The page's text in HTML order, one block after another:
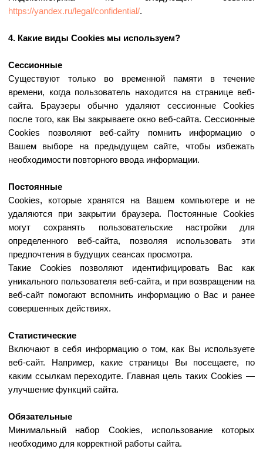
Включают в себя информацию о том, как Вы используете
веб-сайт. Например, какие страницы Вы посещаете, по
улучшение функций сайта.
Минимальный набор Cookies, использование которых
5. Как отказаться от обработки Сookies?
Вы можете отказаться от обработки Cookies в настройках
своего браузера (просим Вас ознакомиться с данной
возможностью в разделе «Справка» вашего браузера). В
таком случае наш сайт будет использовать только те
Cookies, которые строго необходимы для
функционирования сайта и предлагаемых им сервисов.
ваших персональных данных или реализации прав
субъекта персональных данных, пожалуйста, свяжитесь с
нами по электронной почте: Dokplus57@yandex.ru.
Урология
Эндокринология
ОБЩАЯ ИНФОРМАЦИЯ
График работы:
Пн-Пт 8.00-19.00
г. Орёл, ул. 2-я Посадская, д. 4
тел. 8 (910) 308-89-03